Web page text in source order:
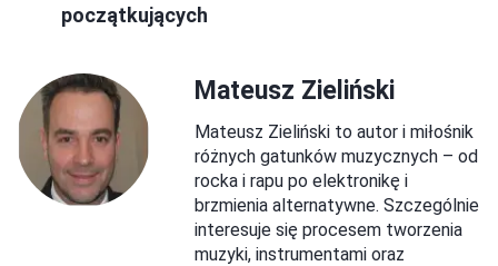
początkujących
Mateusz Zieliński
Mateusz Zieliński to autor i miłośnik
różnych gatunków muzycznych – od
rocka i rapu po elektronikę i
brzmienia alternatywne. Szczególnie
interesuje się procesem tworzenia
muzyki, instrumentami oraz